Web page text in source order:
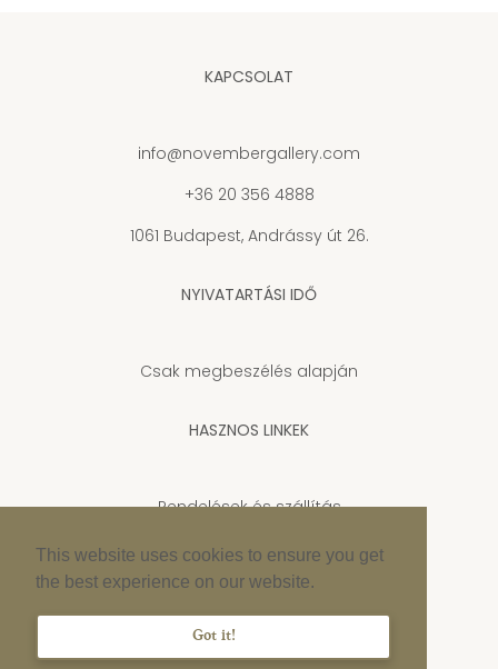
This website uses cookies to ensure you get
the best experience on our website.
Got it!
KAPCSOLAT
info@novembergallery.com
+36 20 356 4888
1061 Budapest, Andrássy út 26.
NYIVATARTÁSI IDŐ
Csak megbeszélés alapján
HASZNOS LINKEK
Rendelések és szállítás
Adatkezelési tájékoztató
Cookie szabályzat
Impresszum